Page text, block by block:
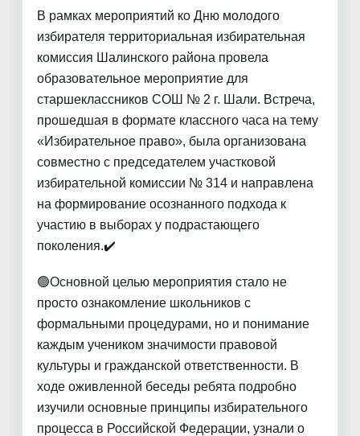
В рамках мероприятий ко Дню молодого
избирателя территориальная избирательная
комиссия Шалинского района провела
образовательное мероприятие для
старшеклассников СОШ № 2 г. Шали. Встреча,
прошедшая в формате классного часа на тему
«Избирательное право», была организована
совместно с председателем участковой
избирательной комиссии № 314 и направлена
на формирование осознанного подхода к
участию в выборах у подрастающего
поколения.✔️
🟢Основной целью мероприятия стало не
просто ознакомление школьников с
формальными процедурами, но и понимание
каждым учеником значимости правовой
культуры и гражданской ответственности. В
ходе оживленной беседы ребята подробно
изучили основные принципы избирательного
процесса в Российской Федерации, узнали о